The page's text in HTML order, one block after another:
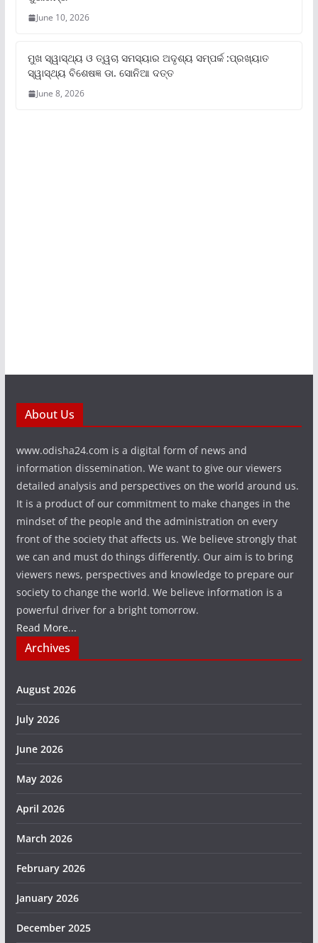
June 10, 2026
ମୁଖ ସ୍ୱାସ୍ଥ୍ୟ ଓ ତ୍ୱଚା ସମସ୍ୟାର ଅଦୃଶ୍ୟ ସମ୍ପର୍କ :ପ୍ରଖ୍ୟାତ
ସ୍ୱାସ୍ଥ୍ୟ ବିଶେଷଜ୍ଞ ଡା. ସୋନିଆ ଦତ୍ତ
June 8, 2026
About Us
www.odisha24.com is a digital form of news and
information dissemination. We want to give our viewers
detailed analysis and perspectives on the world around us.
It is a product of our commitment to make changes in the
mindset of the people and the administration on every
front of the society that affects us. We believe strongly that
we can and must do things differently. Our aim is to bring
viewers news, perspectives and knowledge to prepare our
society to change the world. We believe information is a
powerful driver for a bright tomorrow.
Read More...
Archives
August 2026
July 2026
June 2026
May 2026
April 2026
March 2026
February 2026
January 2026
December 2025